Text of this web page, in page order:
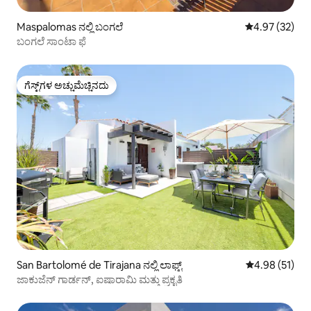
Maspalomas ನಲ್ಲಿ ಬಂಗಲೆ 5 ರಲ್ಲಿ 4.97
4.97 (32)
ಬಂಗಲೆ ಸಾಂಟಾ ಫೆ
ಗೆಸ್ಟ್‌ಗಳ ಅಚ್ಚುಮೆಚ್ಚಿನದು
ಗೆಸ್ಟ್‌ಗಳ ಅಚ್ಚುಮೆಚ್ಚಿನದು
San Bartolomé de Tirajana ನಲ್ಲಿ ಲಾಫ್ಟ್ 5 ರಲ್ಲಿ 4.98
4.98 (51)
ಜಾಕುಜೆನ್ ಗಾರ್ಡನ್, ಐಷಾರಾಮಿ ಮತ್ತು ಪ್ರಕೃತಿ